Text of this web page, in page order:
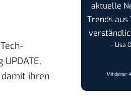
ihren
aktuelle
Trends
– Lisa
Mit deiner